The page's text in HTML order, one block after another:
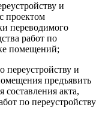
и
проектом
переводимого
работ по
помещений;
переустройству и
предъявить
акта,
по переустройству